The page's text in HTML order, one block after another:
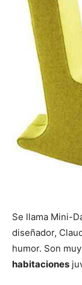
Se llama Mini-
diseñador,
humor. Son
habitaciones